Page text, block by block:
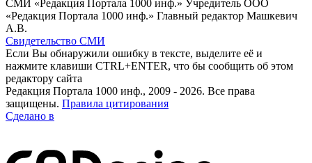
СМИ «Редакция Портала 1000 инф.» Учредитель ООО
«Редакция Портала 1000 инф.» Главный редактор Машкевич
А.В.
Свидетельство СМИ
Если Вы обнаружили ошибку в тексте, выделите её и
нажмите клавиши CTRL+ENTER, что бы сообщить об этом
редактору сайта
Редакция Портала 1000 инф., 2009 - 2026. Все права
защищены. Правила цитирования
Сделано в